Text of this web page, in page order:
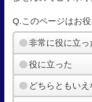
Q.このページはお
非常に役に立っ
役に立った
どちらともいえ